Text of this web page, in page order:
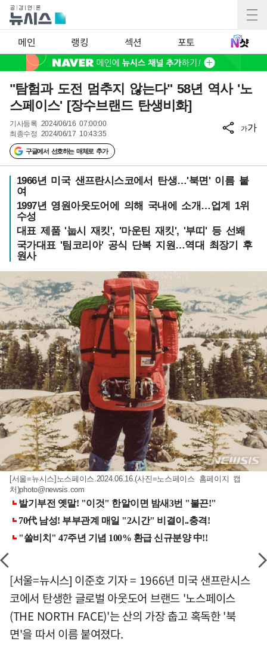
메인 랭킹 섹션 포토
"탐험과 도전 멈추지 않는다" 58년 역사 '노
스페이스' [장수브랜드 탄생비화]
기사등록 2024/06/16 07:00:00
최종수정 2024/06/17 10:43:35
구글에서 선호하는 매체로 추가
가가
1966년 미국 샌프란시스코에서 탄생…'북면' 이름 붙
여
1997년 영원아웃도어에 의해 국내에 소개…업계 1위
수성
대표 제품 '눕시 재킷', '마운틴 재킷', '부띠' 등 선봬
국가대표 '팀코리아' 공식 단복 지원…역대 최장기 후
원사
[서울=뉴시스]노스페이스.2024.06.16.(사진=노스페이스 홈페이지 캡
처)photo@newsis.com
[서울=뉴시스] 이준호 기자 = 1966년 미국 샌프란시스
코에서 탄생한 글로벌 아웃도어 브랜드 '노스페이스
(THE NORTH FACE)'는 산의 가장 춥고 혹독한 '북
면'을 따서 이름 붙여졌다.